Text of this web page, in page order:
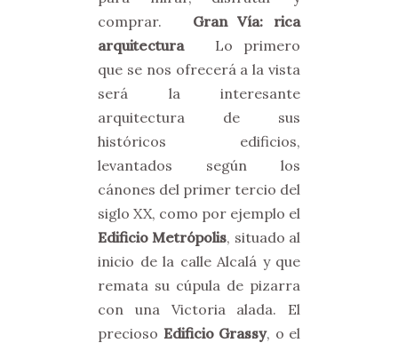
comprar. Gran Vía: rica
arquitecturaLo primero
que se nos ofrecerá a la vista
será la interesante
arquitectura de sus
históricos edificios,
levantados según los
cánones del primer tercio del
siglo XX, como por ejemplo el
Edificio Metrópolis, situado al
inicio de la calle Alcalá y que
remata su cúpula de pizarra
con una Victoria alada. El
precioso Edificio Grassy, o el